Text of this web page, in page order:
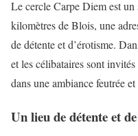
Le cercle Carpe Diem est
kilomètres de Blois, une
de détente et d’érotisme.
et les célibataires sont
dans une ambiance feutrée et
Un lieu de détente et